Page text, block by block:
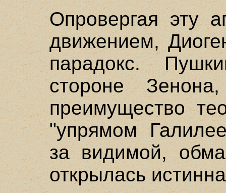
Опровергая эту
движением,
парадокс.
стороне
преимущество
"упрямом
за видимой,
открылась